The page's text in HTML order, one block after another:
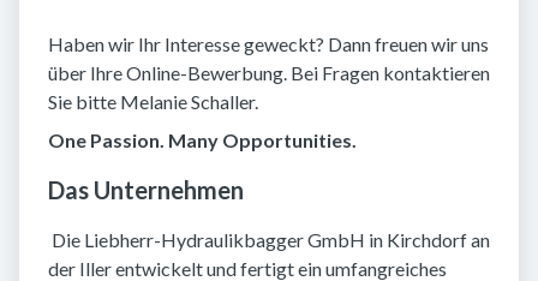
Haben wir Ihr Interesse geweckt? Dann freuen wir uns
über Ihre Online-Bewerbung. Bei Fragen kontaktieren
Sie bitte Melanie Schaller.
One Passion. Many Opportunities.
Das Unternehmen
​ Die Liebherr-Hydraulikbagger GmbH in Kirchdorf an
der Iller entwickelt und fertigt ein umfangreiches